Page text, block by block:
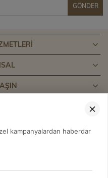
GÖNDER
kampanyalardan haberdar